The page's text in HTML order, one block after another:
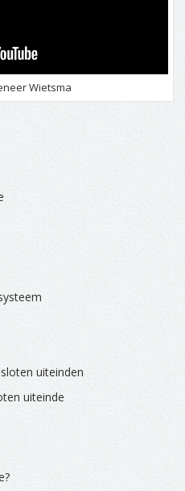
Wietsma
uiteinden
uiteinde